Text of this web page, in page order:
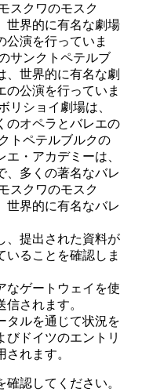
スクワのモスク
世界的に有名な劇場
公演を行っていま
サンクトペテルブ
、世界的に有名な劇
の公演を行っていま
リショイ劇場は、
のオペラとバレエの
トペテルブルクの
・アカデミーは、
、多くの著名なバレ
スクワのモスク
世界的に有名なバレ
、提出された資料が
いることを確認しま
なゲートウェイを使
されます。
タルを通じて状況を
びドイツのエントリ
れます。
認してください。